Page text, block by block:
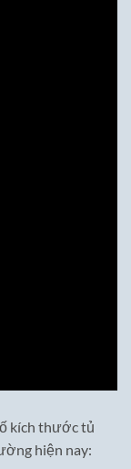
kích thước tủ
hiện nay: